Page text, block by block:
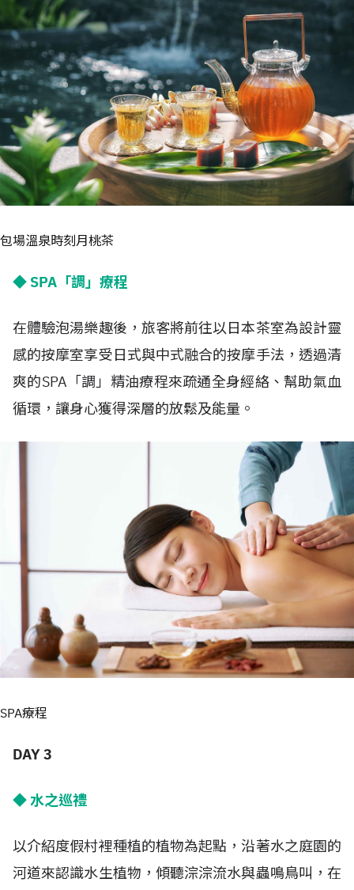
包場溫泉時刻月桃茶
◆ SPA「調」療程
在體驗泡湯樂趣後，旅客將前往以日本茶室為設計靈
感的按摩室享受日式與中式融合的按摩手法，透過清
爽的SPA「調」精油療程來疏通全身經絡、幫助氣血
循環，讓身心獲得深層的放鬆及能量。
SPA療程
DAY 3
◆ 水之巡禮
以介紹度假村裡種植的植物為起點，沿著水之庭園的
河道來認識水生植物，傾聽淙淙流水與蟲鳴鳥叫，在